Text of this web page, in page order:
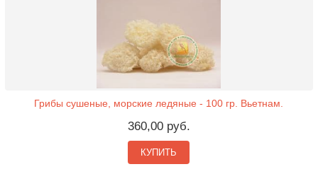
Грибы сушеные, морские ледяные - 100 гр. Вьетнам.
360,00 руб.
КУПИТЬ